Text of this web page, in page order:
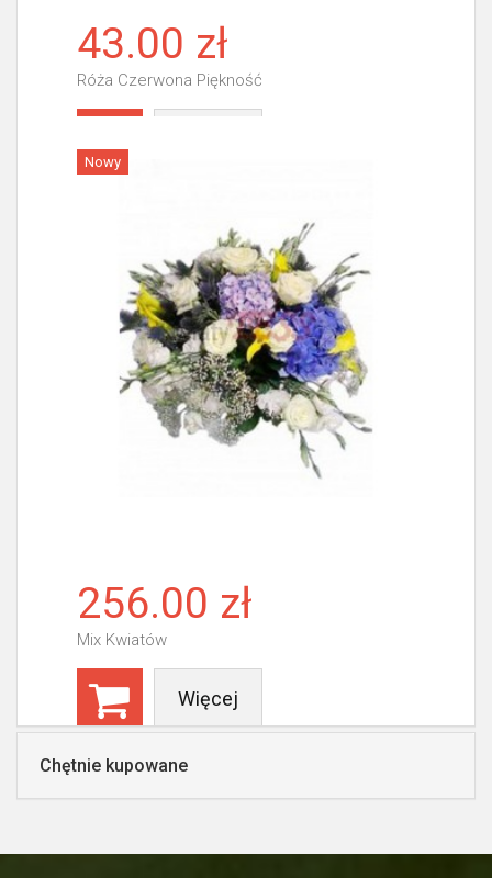
43.00 zł
Róża Czerwona Piękność
Nowy
256.00 zł
Mix Kwiatów
Więcej
Chętnie kupowane